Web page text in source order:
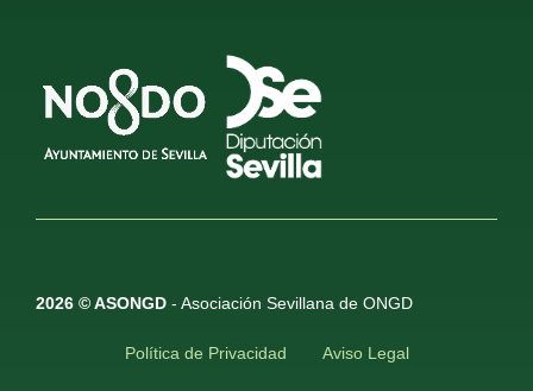
2026 © ASONGD - Asociación Sevillana de ONGD
Política de Privacidad Aviso Legal